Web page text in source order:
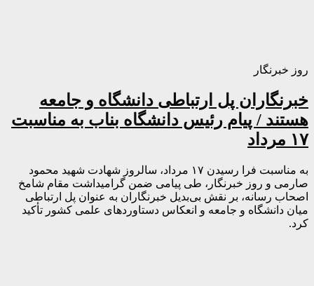
روز خبرنگار
خبرنگاران پل ارتباطی دانشگاه و جامعه
هستند / پیام رئیس دانشگاه بناب به مناسبت
۱۷ مرداد
به مناسبت فرا رسیدن ۱۷ مرداد، سالروز شهادت شهید محمود
صارمی و روز خبرنگار، طی پیامی ضمن گرامیداشت مقام شامخ
اصحاب رسانه، بر نقش بی‌بدیل خبرنگاران به عنوان پل ارتباطی
میان دانشگاه و جامعه و انعکاس دستاوردهای علمی کشور تأکید
کرد.